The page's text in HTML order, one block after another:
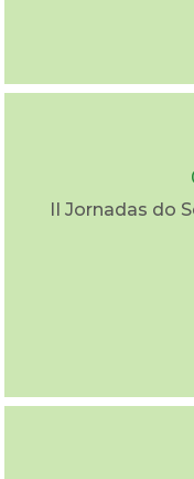
II Jornadas do